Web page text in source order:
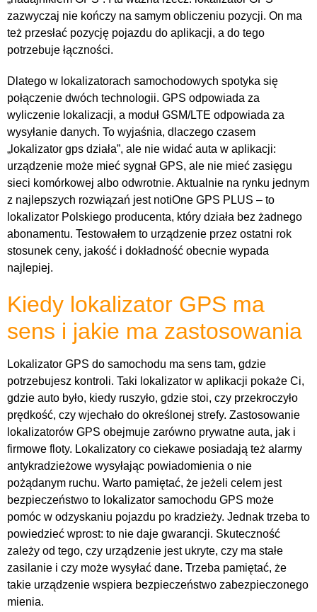
zazwyczaj nie kończy na samym obliczeniu pozycji. On ma
też przesłać pozycję pojazdu do aplikacji, a do tego
potrzebuje łączności.
Dlatego w lokalizatorach samochodowych spotyka się
połączenie dwóch technologii. GPS odpowiada za
wyliczenie lokalizacji, a moduł GSM/LTE odpowiada za
wysyłanie danych. To wyjaśnia, dlaczego czasem
„lokalizator gps działa”, ale nie widać auta w aplikacji:
urządzenie może mieć sygnał GPS, ale nie mieć zasięgu
sieci komórkowej albo odwrotnie. Aktualnie na rynku jednym
z najlepszych rozwiązań jest notiOne GPS PLUS – to
lokalizator Polskiego producenta, który działa bez żadnego
abonamentu. Testowałem to urządzenie przez ostatni rok
stosunek ceny, jakość i dokładność obecnie wypada
najlepiej.
Kiedy lokalizator GPS ma
sens i jakie ma zastosowania
Lokalizator GPS do samochodu ma sens tam, gdzie
potrzebujesz kontroli. Taki lokalizator w aplikacji pokaże Ci,
gdzie auto było, kiedy ruszyło, gdzie stoi, czy przekroczyło
prędkość, czy wjechało do określonej strefy. Zastosowanie
lokalizatorów GPS obejmuje zarówno prywatne auta, jak i
firmowe floty. Lokalizatory co ciekawe posiadają też alarmy
antykradzieżowe wysyłając powiadomienia o nie
pożądanym ruchu. Warto pamiętać, że jeżeli celem jest
bezpieczeństwo to lokalizator samochodu GPS może
pomóc w odzyskaniu pojazdu po kradzieży. Jednak trzeba to
powiedzieć wprost: to nie daje gwarancji. Skuteczność
zależy od tego, czy urządzenie jest ukryte, czy ma stałe
zasilanie i czy może wysyłać dane. Trzeba pamiętać, że
takie urządzenie wspiera bezpieczeństwo zabezpieczonego
mienia.